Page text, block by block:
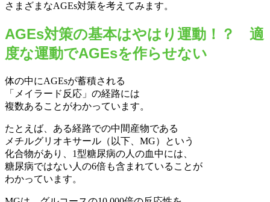
さまざまなAGEs対策を考えてみます。
AGEs対策の基本はやはり運動！？ 適
度な運動でAGEsを作らせない
体の中にAGEsが蓄積される
「メイラード反応」の経路には
複数あることがわかっています。
たとえば、ある経路での中間産物である
メチルグリオキサール（以下、MG）という
化合物があり、1型糖尿病の人の血中には、
糖尿病ではない人の6倍も含まれていることが
わかっています。